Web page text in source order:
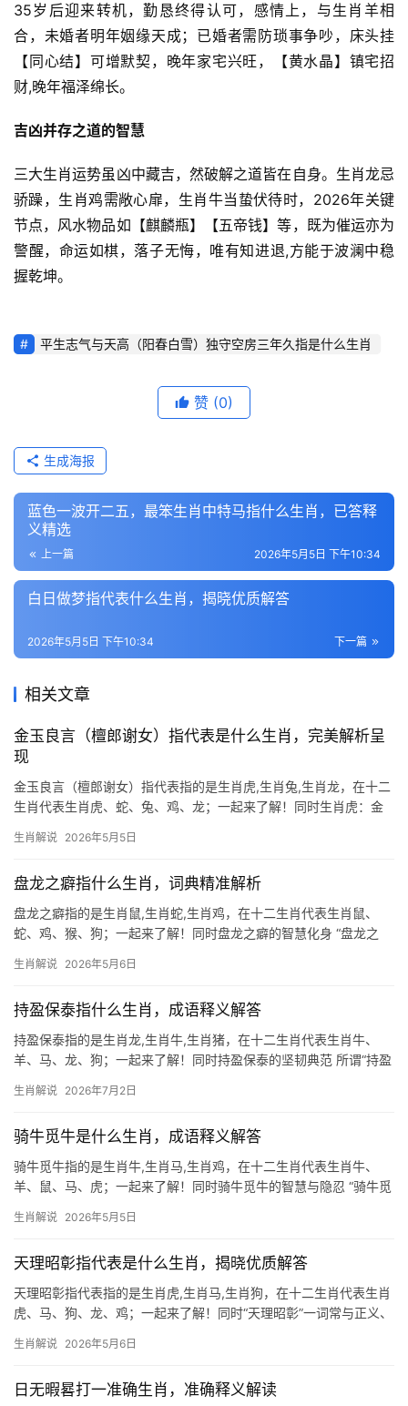
35岁后迎来转机，勤恳终得认可，感情上，与生肖羊相
合，未婚者明年姻缘天成；已婚者需防琐事争吵，床头挂
【同心结】可增默契，晚年家宅兴旺，【黄水晶】镇宅招
财,晚年福泽绵长。
吉凶并存之道的智慧
三大生肖运势虽凶中藏吉，然破解之道皆在自身。生肖龙忌
骄躁，生肖鸡需敞心扉，生肖牛当蛰伏待时，2026年关键
节点，风水物品如【麒麟瓶】【五帝钱】等，既为催运亦为
警醒，命运如棋，落子无悔，唯有知进退,方能于波澜中稳
握乾坤。
平生志气与天高（阳春白雪）独守空房三年久指是什么生肖
赞 (0)
生成海报
蓝色一波开二五，最笨生肖中特马指什么生肖，已答释
义精选
上一篇 2026年5月5日 下午10:34
白日做梦指代表什么生肖，揭晓优质解答
下一篇
2026年5月5日 下午10:34
相关文章
金玉良言（檀郎谢女）指代表是什么生肖，完美解析呈
现
金玉良言（檀郎谢女）指代表指的是生肖虎,生肖兔,生肖龙，在十二
生肖代表生肖虎、蛇、兔、鸡、龙；一起来了解！同时生肖虎：金
勃发，此生肖天生带煞，却藏贵人运，尤其明年甲辰年，29岁者得
生肖解说 2026年5月5日
盘龙之癖指什么生肖，词典精准解析
盘龙之癖指的是生肖鼠,生肖蛇,生肖鸡，在十二生肖代表生肖鼠、
蛇、鸡、猴、狗；一起来了解！同时盘龙之癖的智慧化身 “盘龙之
的智慧，在十二生肖中，生肖鼠正是这一特质的代表，鼠类天性机
生肖解说 2026年5月6日
持盈保泰指什么生肖，成语释义解答
持盈保泰指的是生肖龙,生肖牛,生肖猪，在十二生肖代表生肖牛、
羊、马、龙、狗；一起来了解！同时持盈保泰的坚韧典范 所谓“持盈
肖牛最能诠释这一智慧，牛年生人天生勤勉，晚年福气深厚，但
生肖解说 2026年7月2日
骑牛觅牛是什么生肖，成语释义解答
骑牛觅牛指的是生肖牛,生肖马,生肖鸡，在十二生肖代表生肖牛、
羊、鼠、马、虎；一起来了解！同时骑牛觅牛的智慧与隐忍 “骑牛觅
文化中，生肖牛恰是这一哲理的化身，牛性沉稳务实，一生勤恳耕
生肖解说 2026年5月5日
天理昭彰指代表是什么生肖，揭晓优质解答
天理昭彰指代表指的是生肖虎,生肖马,生肖狗，在十二生肖代表生肖
虎、马、狗、龙、鸡；一起来了解！同时“天理昭彰”一词常与正义、
被视为威严与公正的象征，2024甲辰龙年，生肖虎与太岁形成“龙争
生肖解说 2026年5月6日
日无暇晷打一准确生肖，准确释义解读